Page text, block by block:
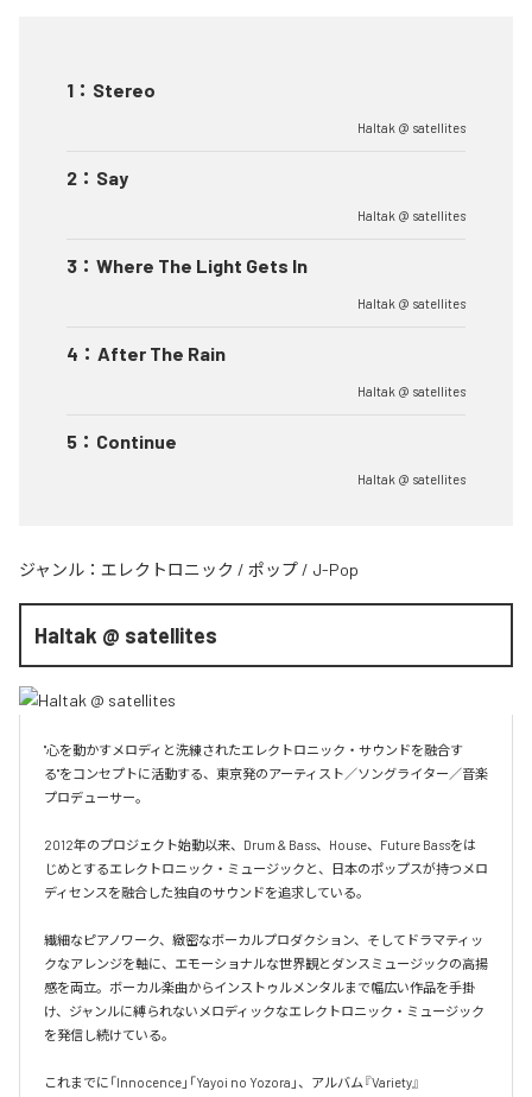
1 ： Stereo
Haltak @ satellites
2 ： Say
Haltak @ satellites
3 ： Where The Light Gets In
Haltak @ satellites
4 ： After The Rain
Haltak @ satellites
5 ： Continue
Haltak @ satellites
ジャンル： エレクトロニック / ポップ / J-Pop
Haltak @ satellites
"心を動かすメロディと洗練されたエレクトロニック・サウンドを融合す
る"をコンセプトに活動する、東京発のアーティスト／ソングライター／音楽
プロデューサー。
2012年のプロジェクト始動以来、Drum & Bass、House、Future Bassをは
じめとするエレクトロニック・ミュージックと、日本のポップスが持つメロ
ディセンスを融合した独自のサウンドを追求している。
繊細なピアノワーク、緻密なボーカルプロダクション、そしてドラマティッ
クなアレンジを軸に、エモーショナルな世界観とダンスミュージックの高揚
感を両立。ボーカル楽曲からインストゥルメンタルまで幅広い作品を手掛
け、ジャンルに縛られないメロディックなエレクトロニック・ミュージック
を発信し続けている。
これまでに「Innocence」「Yayoi no Yozora」、アルバム『Variety』